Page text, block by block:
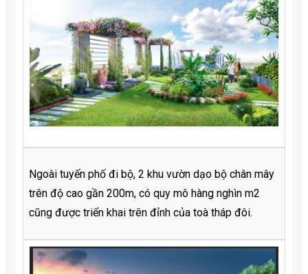
Ngoài tuyến phố đi bộ, 2 khu vườn dạo bộ chân mây
trên độ cao gần 200m, có quy mô hàng nghìn m2
cũng được triển khai trên đỉnh của toà tháp đôi.